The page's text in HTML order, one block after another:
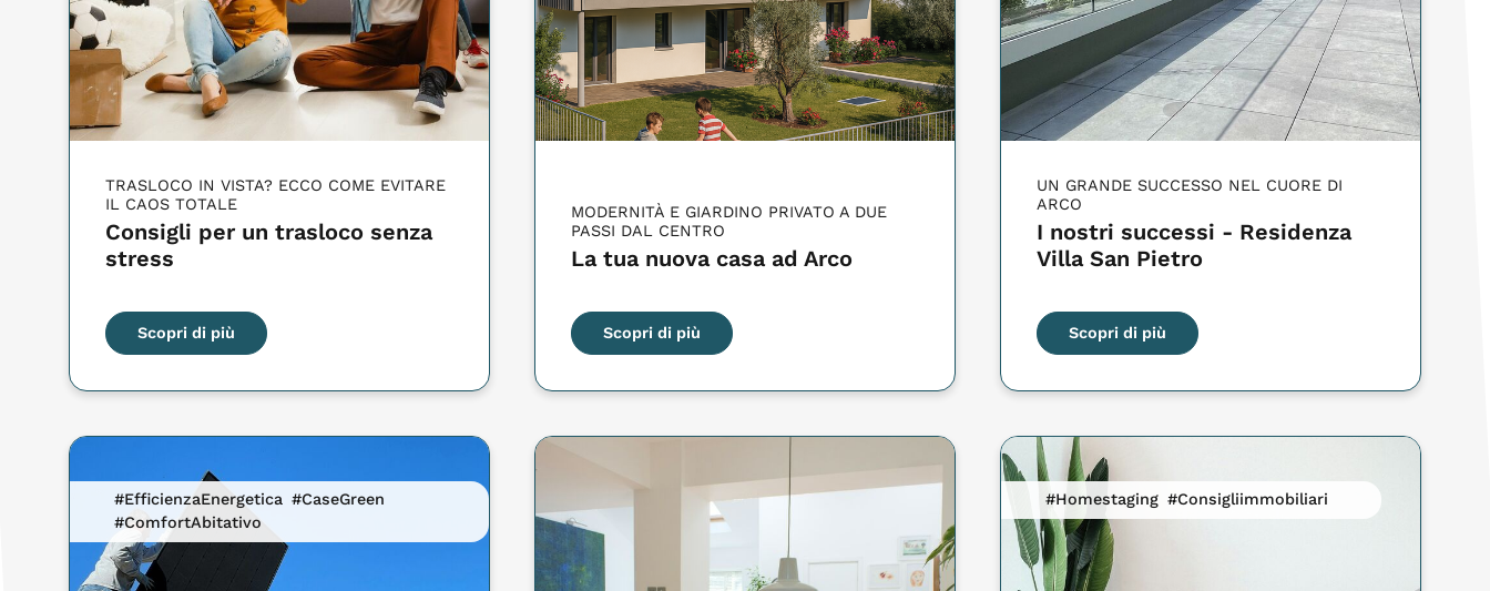
TRASLOCO IN VISTA? ECCO COME EVITARE
IL CAOS TOTALE
Consigli per un trasloco senza
stress
Scopri di più
MODERNITÀ E GIARDINO PRIVATO A DUE
PASSI DAL CENTRO
La tua nuova casa ad Arco
Scopri di più
UN GRANDE SUCCESSO NEL CUORE DI
ARCO
I nostri successi - Residenza
Villa San Pietro
Scopri di più
#EfficienzaEnergetica #CaseGreen
#ComfortAbitativo
#Homestaging #Consigliimmobiliari